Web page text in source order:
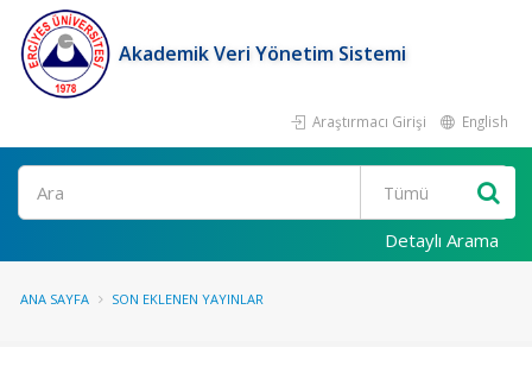
Akademik Veri Yönetim Sistemi
Araştırmacı Girişi English
Ara
Detaylı Arama
ANA SAYFA SON EKLENEN YAYINLAR